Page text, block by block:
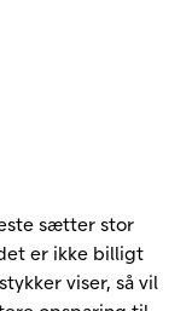
sætter stor
er ikke billigt
viser, så vil